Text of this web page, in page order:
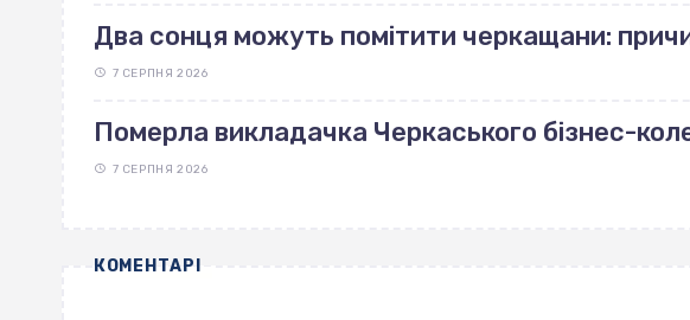
Два сонця можуть помітити черкащани:
7 СЕРПНЯ 2026
Померла викладачка Черкаського бізнес-
7 СЕРПНЯ 2026
КОМЕНТАРІ